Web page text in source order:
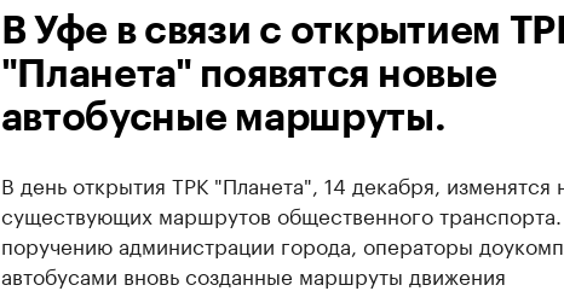
В Уфе в связи с открытием
"Планета" появятся новые
автобусные маршруты.
В день открытия ТРК "Планета", 14 декабря, изменятся
существующих маршрутов общественного
поручению администрации города, операторы
автобусами вновь созданные маршруты движения